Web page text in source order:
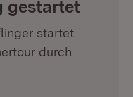
gestartet
startet
durch